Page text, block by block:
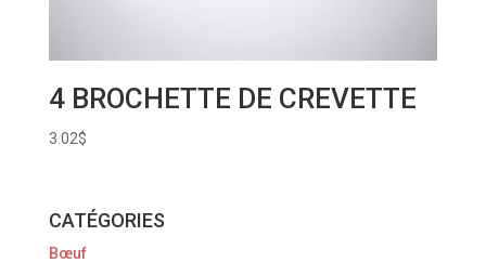
4 BROCHETTE DE CREVETTE
3.02$
CATÉGORIES
Bœuf